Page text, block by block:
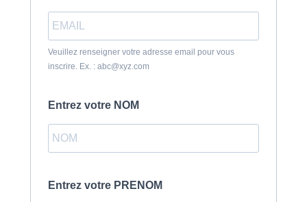
Veuillez renseigner votre adresse email pour vous
inscrire. Ex. : abc@xyz.com
Entrez votre NOM
Entrez votre PRENOM